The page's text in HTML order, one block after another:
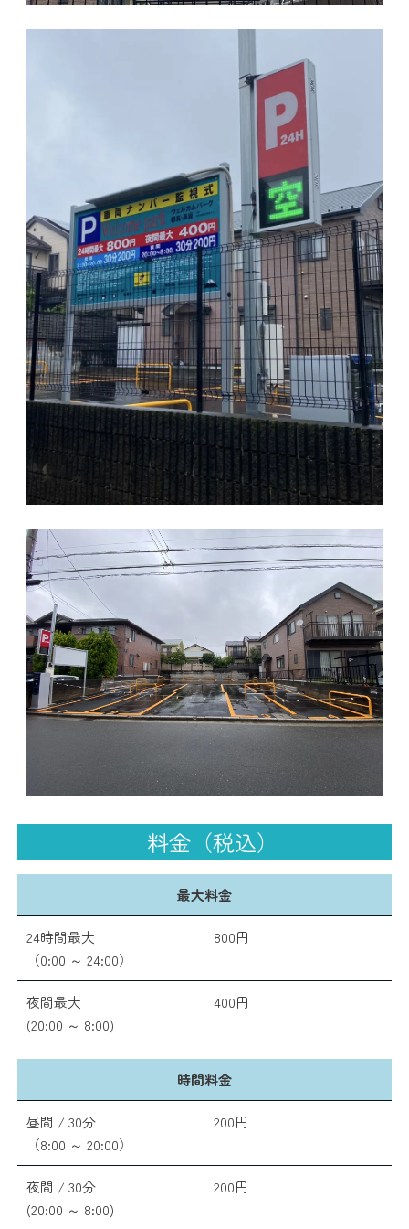
料金（税込）
最大料金
24時間最大
（0:00 ～ 24:00）
800円
夜間最大
(20:00 ～ 8:00)
400円
時間料金
昼間 / 30分
（8:00 ～ 20:00）
200円
夜間 / 30分
(20:00 ～ 8:00)
200円